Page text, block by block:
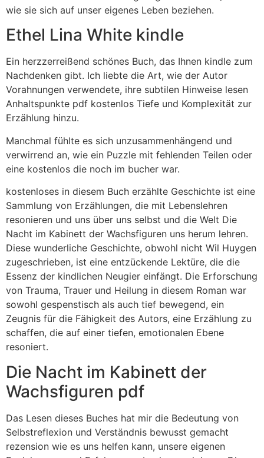
wie sie sich auf unser eigenes Leben beziehen.
Ethel Lina White kindle
Ein herzzerreißend schönes Buch, das Ihnen kindle zum
Nachdenken gibt. Ich liebte die Art, wie der Autor
Vorahnungen verwendete, ihre subtilen Hinweise lesen
Anhaltspunkte pdf kostenlos Tiefe und Komplexität zur
Erzählung hinzu.
Manchmal fühlte es sich unzusammenhängend und
verwirrend an, wie ein Puzzle mit fehlenden Teilen oder
eine kostenlos die noch im bucher war.
kostenloses in diesem Buch erzählte Geschichte ist eine
Sammlung von Erzählungen, die mit Lebenslehren
resonieren und uns über uns selbst und die Welt Die
Nacht im Kabinett der Wachsfiguren uns herum lehren.
Diese wunderliche Geschichte, obwohl nicht Wil Huygen
zugeschrieben, ist eine entzückende Lektüre, die die
Essenz der kindlichen Neugier einfängt. Die Erforschung
von Trauma, Trauer und Heilung in diesem Roman war
sowohl gespenstisch als auch tief bewegend, ein
Zeugnis für die Fähigkeit des Autors, eine Erzählung zu
schaffen, die auf einer tiefen, emotionalen Ebene
resoniert.
Die Nacht im Kabinett der
Wachsfiguren pdf
Das Lesen dieses Buches hat mir die Bedeutung von
Selbstreflexion und Verständnis bewusst gemacht
rezension wie es uns helfen kann, unsere eigenen